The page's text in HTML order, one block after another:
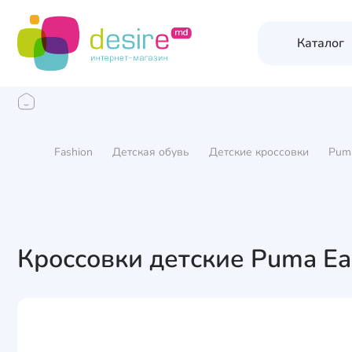
Каталог
Fashion Детская обувь Детские кроссовки
Кроссовки детские Puma